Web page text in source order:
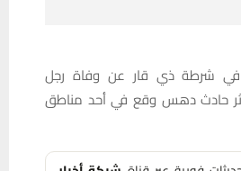
شرطة ذي قار عن وفاة رجل
حادث دهس وقع في أحد مناطق